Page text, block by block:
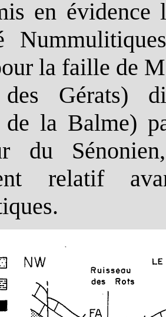
en évidence
la faille de
des Gérats)
de la Balme)
du
relatif